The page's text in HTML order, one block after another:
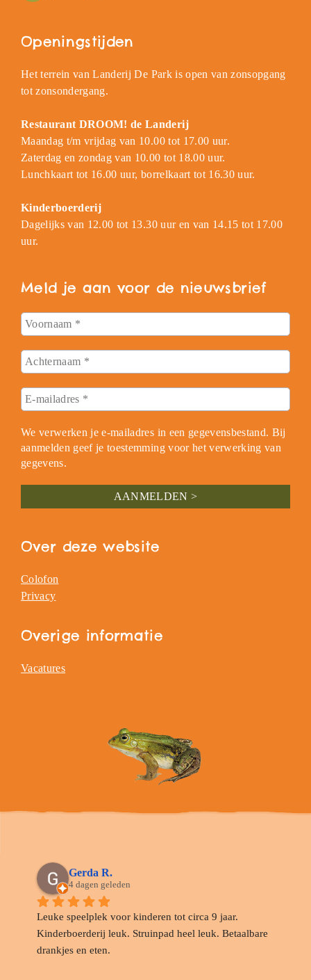
Openingstijden
Het terrein van Landerij De Park is open van zonsopgang
tot zonsondergang.
Restaurant DROOM! de Landerij
Maandag t/m vrijdag van 10.00 tot 17.00 uur.
Zaterdag en zondag van 10.00 tot 18.00 uur.
Lunchkaart tot 16.00 uur, borrelkaart tot 16.30 uur.
Kinderboerderij
Dagelijks van 12.00 tot 13.30 uur en van 14.15 tot 17.00
uur.
Meld je aan voor de nieuwsbrief
We verwerken je e-mailadres in een gegevensbestand. Bij
aanmelden geef je toestemming voor het verwerking van
gegevens.
Over deze website
Colofon
Privacy
Overige informatie
Vacatures
Gerda R.
4 dagen geleden
Leuke speelplek voor kinderen tot circa 9 jaar.
Kinderboerderij leuk. Struinpad heel leuk. Betaalbare
drankjes en eten.